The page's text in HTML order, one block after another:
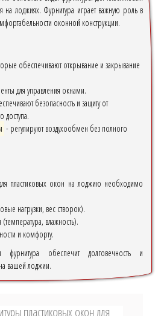
на лоджиях. Фурнитура играет важную роль в
оконной конструкции.
обеспечивают открывание и закрывание
для управления окнами.
безопасность и защиту от
доступа.
- регулируют воздухообмен без полного
пластиковых окон на лоджию необходимо
нагрузки, вес створок).
влажность).
и комфорту.
фурнитура обеспечит долговечность и
вашей лоджии.
пластиковых окон для